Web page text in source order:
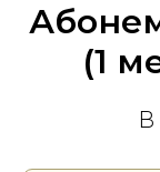
(1
В